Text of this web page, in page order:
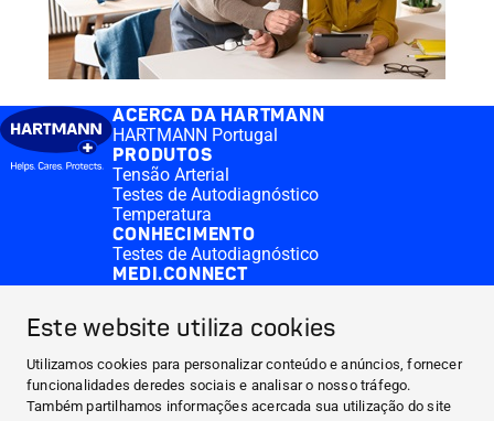
Este website utiliza cookies
Utilizamos cookies para personalizar conteúdo e anúncios, fornecer
funcionalidades deredes sociais e analisar o nosso tráfego.
Também partilhamos informações acercada sua utilização do site
ACERCA DA HARTMANN
HARTMANN Portugal
PRODUTOS
Tensão Arterial
Testes de Autodiagnóstico
Temperatura
CONHECIMENTO
Testes de Autodiagnóstico
MEDI.CONNECT
Aplicação Veroval® medi.connect
CONTACT & MORE
Medi.connect Login
Contactos
Perguntas frequentes
ACERCA DA HARTMANN